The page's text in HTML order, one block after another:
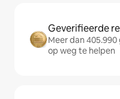
Geverifieerde
Meer dan
op weg te helpen